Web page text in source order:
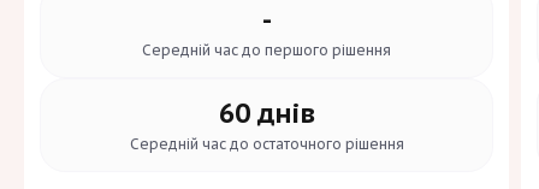
-
Середній час до першого рішення
60 днів
Середній час до остаточного рішення